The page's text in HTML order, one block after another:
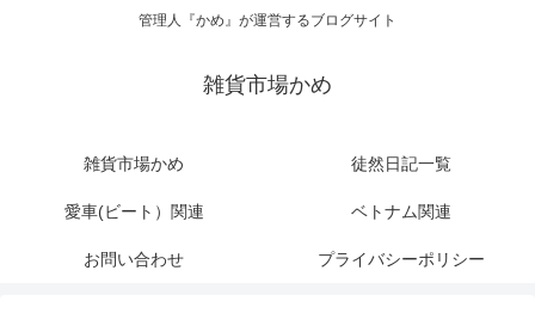
管理人『かめ』が運営するブログサイト
雑貨市場かめ
雑貨市場かめ 徒然日記一覧
愛車(ビート）関連 ベトナム関連
お問い合わせ プライバシーポリシー